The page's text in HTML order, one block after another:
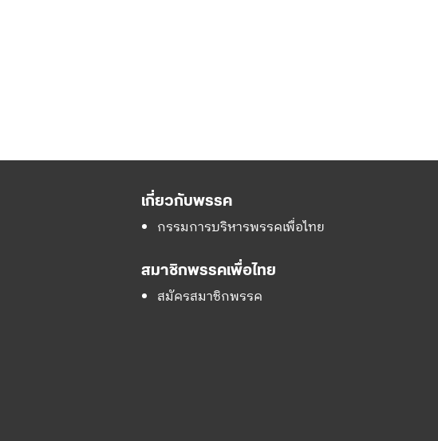
เกี่ยวกับพรรค
กรรมการบริหารพรรคเพื่อไทย
สมาชิกพรรคเพื่อไทย
สมัครสมาชิกพรรค